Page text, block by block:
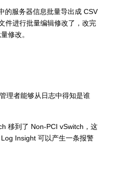
服务器信息批量导出成 CSV
件进行批量编辑修改了，改完
修改。
理者能够从日志中得知是谁
移到了 Non-PCI vSwitch，这
Insight 可以产生一条报警